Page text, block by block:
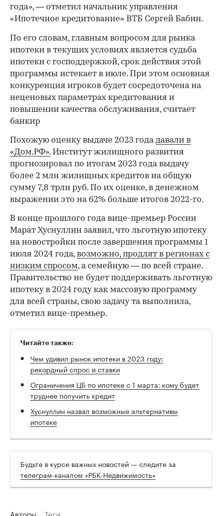
года», — отметил начальник управления
«Ипотечное кредитование» ВТБ Сергей Бабин.
По его словам, главным вопросом для рынка
ипотеки в текущих условиях является судьба
ипотеки с господдержкой, срок действия этой
программы истекает в июле. При этом основная
конкуренция игроков будет сосредоточена на
неценовых параметрах кредитования и
повышении качества обслуживания, считает
банкир
Похожую оценку выдаче 2023 годадавали в
«Дом.РФ». Институт жилищного развития
прогнозировал по итогам 2023 года выдачу
более 2 млн жилищных кредитов на общую
сумму 7,8 трлн руб. По их оценке, в денежном
выражении это на 62% больше итогов 2022-го.
В конце прошлого года вице-премьер России
Марат Хуснуллин заявил, что льготную ипотеку
на новостройки после завершения программы 1
июля 2024 года,возможно, продлят в регионах с
низким спросом, а семейную — по всей стране.
Правительство не будет поддерживать льготную
ипотеку в 2024 году как массовую программу
для всей страны, свою задачу та выполнила,
отметил вице-премьер.
Читайте также:
Чем удивил рынок ипотеки в 2023 году:
рекордный спрос и ставки
Ограничения ЦБ по ипотеке с 1 марта: кому будет
труднее получить кредит
Хуснуллин назвал возможные альтернативы
ипотеке
Будьте в курсе важных новостей — следите за
телеграм-каналом «РБК-Недвижимость»
Авторы Теги